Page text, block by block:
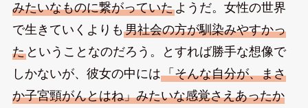
みたいなものに繋がっていたようだ。女性の世界
で生きていくよりも男社会の方が馴染みやすかっ
たということなのだろう。とすれば勝手な想像で
しかないが、彼女の中には「そんな自分が、まさ
か子宮頸がんとはね」みたいな感覚さえあったか